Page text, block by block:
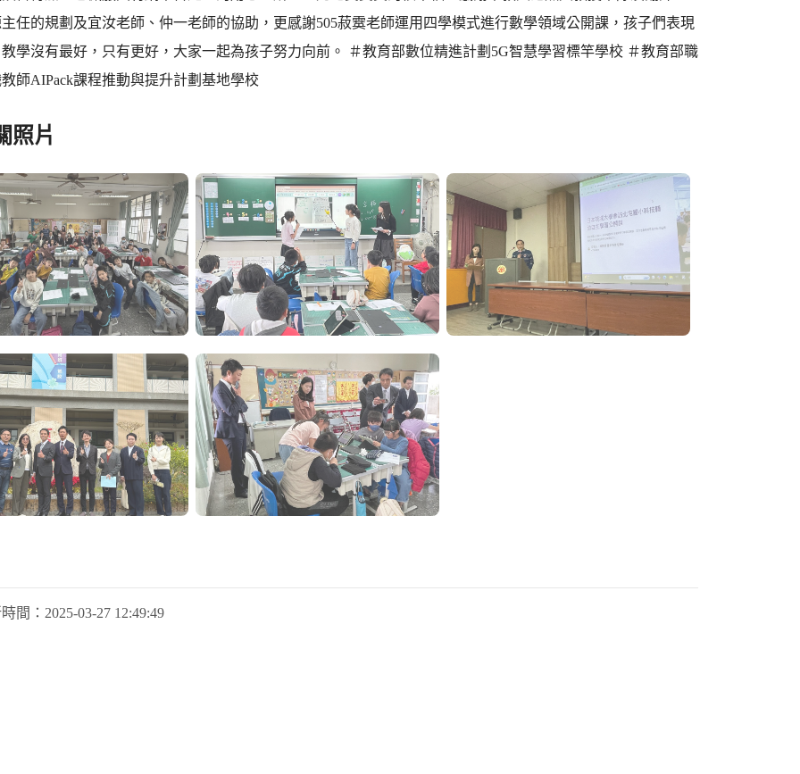
任的規劃及宜汝老師、仲一老師的協助，更感謝505菽霙老師運用四學模式進行數學領域公開課，孩子們表現
學沒有最好，只有更好，大家一起為孩子努力向前。 ＃教育部數位精進計劃5G智慧學習標竿學校 ＃教育部職
師AIPack課程推動與提升計劃基地學校
照片
間： 2025-03-27 12:49:49